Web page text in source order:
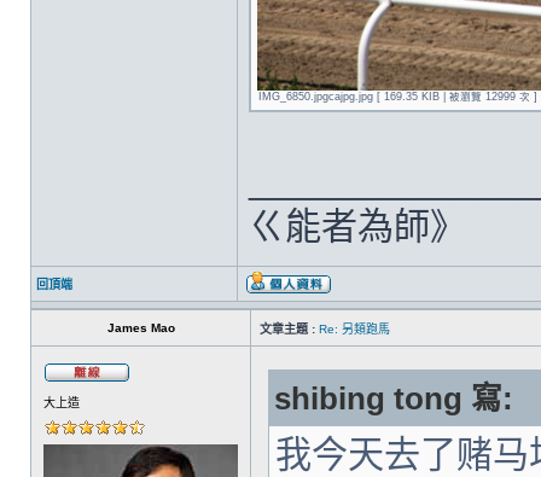
IMG_6850.jpgcajpg.jpg [ 169.35 KIB | 被瀏覽 12999 次 ]
ㄍ能者為師》
回頂端
James Mao 文章主題 : Re: 另類跑馬
大上造 shibing tong 寫:
我今天去了赌